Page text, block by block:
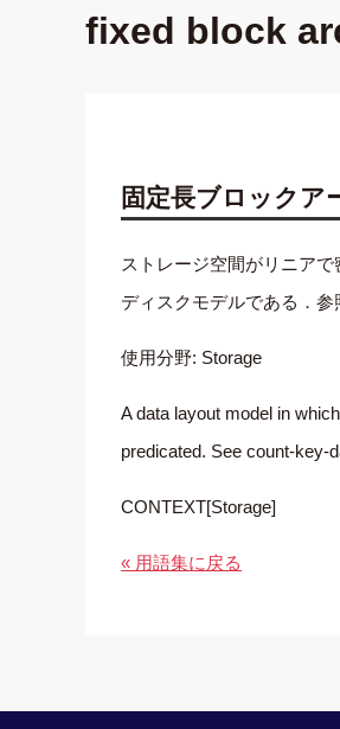
fixed block
固定長ブロックア
ストレージ空間がリニア
ディスクモデルである．参
使用分野: Storage
A data layout model in
predicated. See count-key-
CONTEXT[Storage]
« 用語集に戻る